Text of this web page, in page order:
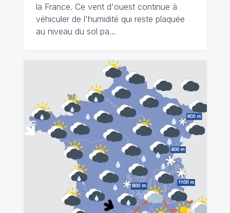
la France. Ce vent d'ouest continue à
véhiculer de l'humidité qui reste plaquée
au niveau du sol pa…